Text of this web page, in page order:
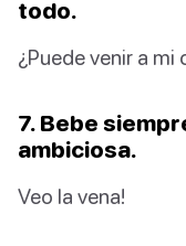
todo.
¿Puede venir a mi
7. Bebe
ambiciosa.
Veo la vena!